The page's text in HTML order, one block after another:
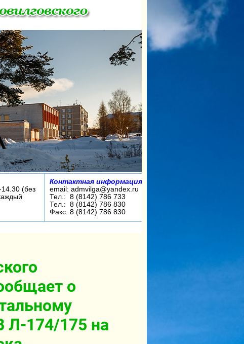
(без
Контактная информация:
email: admvilga@yandex.ru
Тел.: 8 (8142) 786 733
Тел.: 8 (8142) 786 830
Факс: 8 (8142) 786 830
о
Л-174/175 на